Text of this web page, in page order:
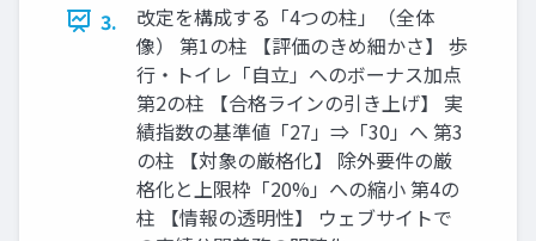
3.
改定を構成する「4つの柱」（全体
像） 第1の柱 【評価のきめ細かさ】 歩
行・トイレ「自立」へのボーナス加点
第2の柱 【合格ラインの引き上げ】 実
績指数の基準値「27」⇒「30」へ 第3
の柱 【対象の厳格化】 除外要件の厳
格化と上限枠「20%」への縮小 第4の
柱 【情報の透明性】 ウェブサイトで